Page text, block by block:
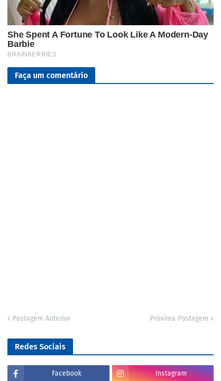
Faça um comentário
Postagem Anterior Próxima Postagem
Redes Sociais
Facebook Instagram